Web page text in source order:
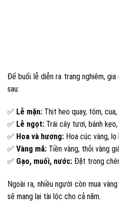
Để buổi lễ diễn ra trang nghiêm,
sau:
✅ Lễ mặn: Thịt heo quay, tôm,
✅ Lễ ngọt: Trái cây tươi, bánh
✅ Hoa và hương: Hoa cúc vàng,
✅ Vàng mã: Tiền vàng, thỏi vàng
✅ Gạo, muối, nước: Đặt trong
Ngoài ra, nhiều người còn mua
sẽ mang lại tài lộc cho cả năm.